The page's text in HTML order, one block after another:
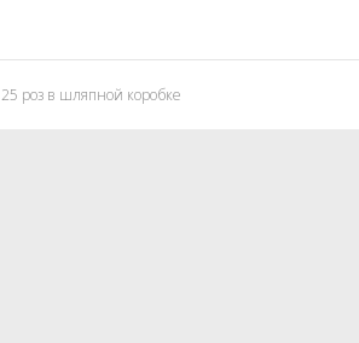
25 роз в шляпной коробке